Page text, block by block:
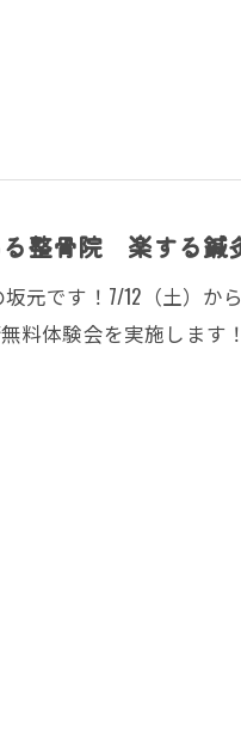
整骨院 楽する鍼
元です！7/12（土）か
料体験会を実施します